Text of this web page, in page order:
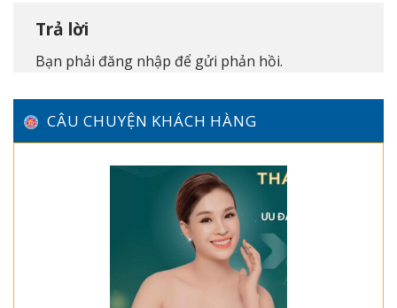
Trả lời
Bạn phải đăng nhập để gửi phản hồi.
CÂU CHUYỆN KHÁCH HÀNG